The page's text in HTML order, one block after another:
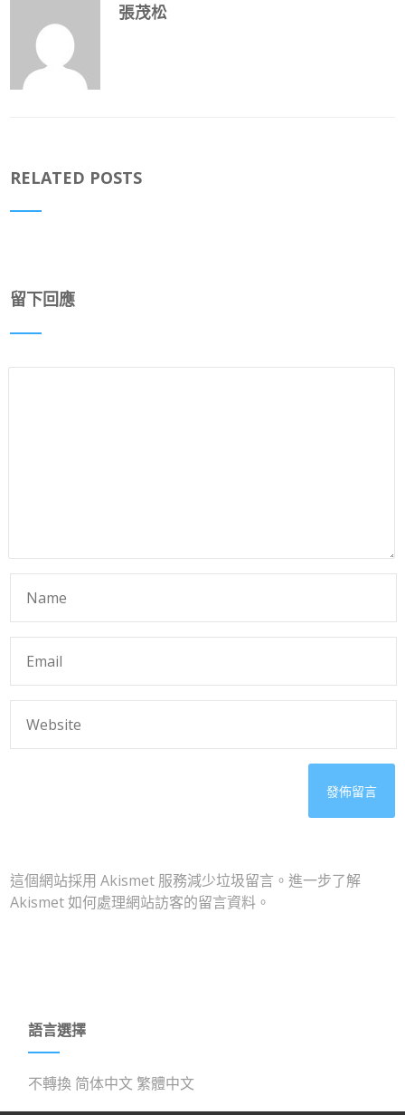
張茂松
RELATED POSTS
留下回應
這個網站採用 Akismet 服務減少垃圾留言。進一步了解
Akismet 如何處理網站訪客的留言資料 。
語言選擇
不轉換 简体中文 繁體中文